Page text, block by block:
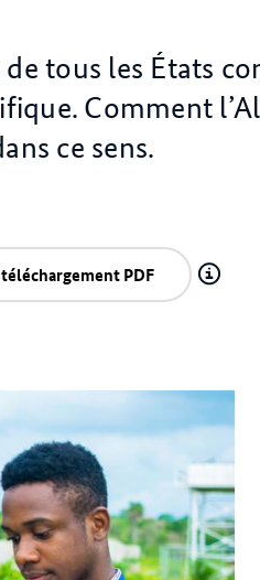
tous les États
Comment
ce sens.
PDF